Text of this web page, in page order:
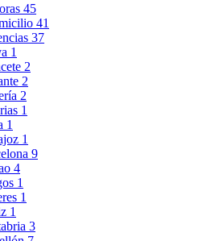
45
41
37
1
2
2
2
1
1
1
9
4
1
1
1
3